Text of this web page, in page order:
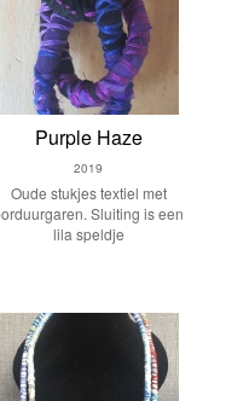
Purple Haze
2019
Oude stukjes textiel met
Sluiting is een
lila speldje